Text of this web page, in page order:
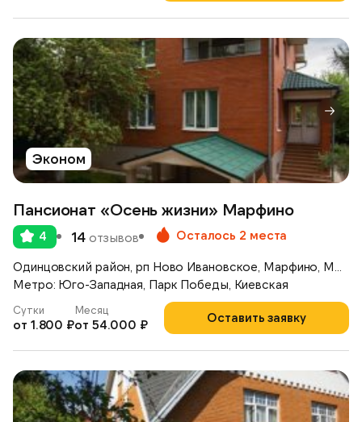
Эконом
Пансионат «Осень жизни» Марфино
4 14отзывов Осталось 2 места
Метро: Юго-Западная, Парк Победы, Киевская
Оставить заявку
Сутки
от 1.800 ₽
Месяц
от 54.000 ₽